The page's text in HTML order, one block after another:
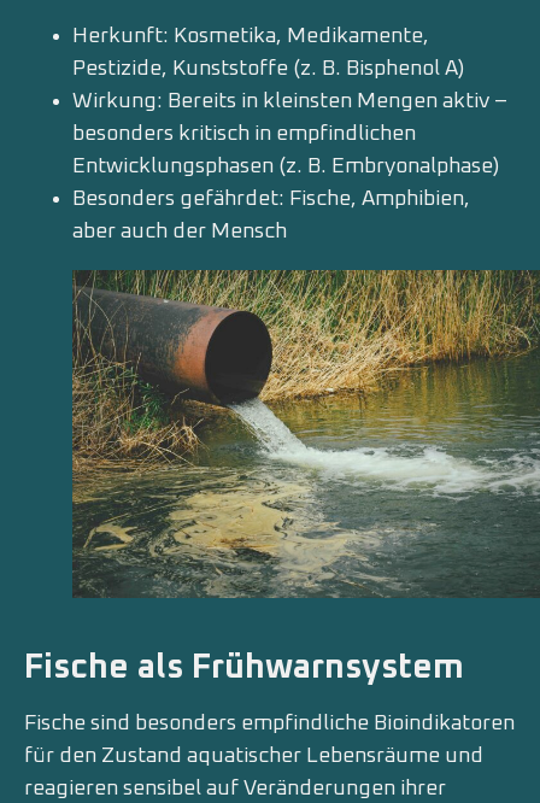
Herkunft: Kosmetika, Medikamente,
Pestizide, Kunststoffe (z. B. Bisphenol A)
Wirkung: Bereits in kleinsten Mengen aktiv –
besonders kritisch in empfindlichen
Entwicklungsphasen (z. B. Embryonalphase)
Besonders gefährdet: Fische, Amphibien,
aber auch der Mensch
Fische als Frühwarnsystem
Fische sind besonders empfindliche Bioindikatoren
für den Zustand aquatischer Lebensräume und
reagieren sensibel auf Veränderungen ihrer